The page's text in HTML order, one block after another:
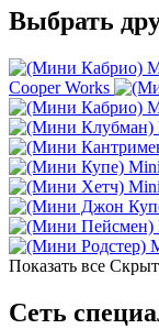
Выбрать
Cooper Works
Показать все
Сеть